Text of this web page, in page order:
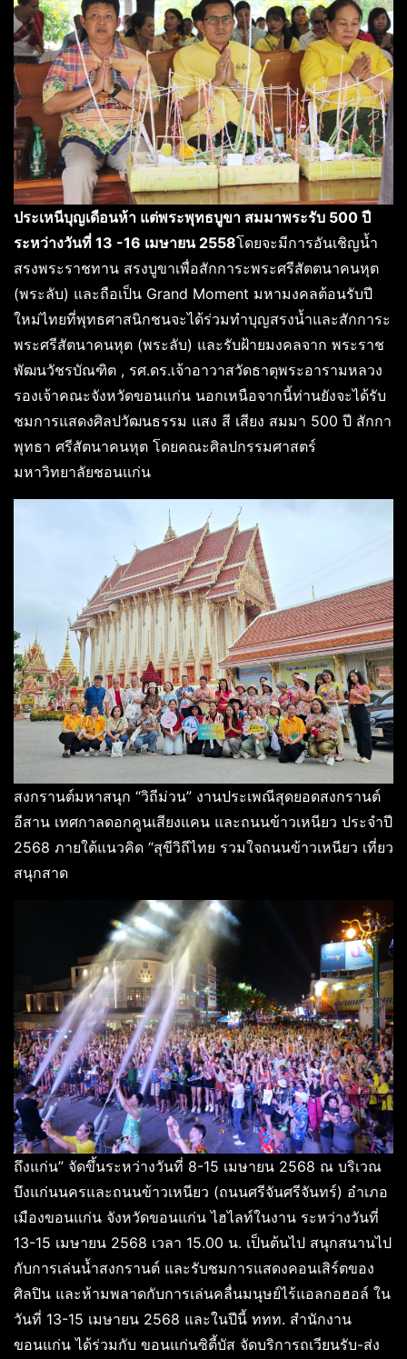
ประเหนีบุญเดือนห้า แต่พระพุทธบูขา สมมาพระรับ 500 ปี
ระหว่างวันที่ 13 -16 เมษายน 2558โดยจะมีการอันเชิญน้ำ
สรงพระราชทาน สรงบูขาเพื่อสักการะพระศรีสัตตนาคนหุต
(พระลับ) และถือเป็น Grand Moment มหามงคลต้อนรับปี
ใหม่ไทยที่พุทธศาสนิกชนจะได้ร่วมทำบุญสรงน้ำและสักการะ
พระศรีสัตนาคนหุต (พระลับ) และรับฝ้ายมงคลจาก พระราช
พัฒนวัชรบัณฑิต , รศ.ดร.เจ้าอาวาสวัดธาตุพระอารามหลวง
รองเจ้าคณะจังหวัดขอนแก่น นอกเหนือจากนี้ท่านยังจะได้รับ
ชมการแสดงศิลปวัฒนธรรม แสง สี เสียง สมมา 500 ปี สักกา
พุทธา ศรีสัตนาคนหุต โดยคณะศิลปกรรมศาสตร์
มหาวิทยาลัยชอนแก่น
สงกรานต์มหาสนุก “วิถีม่วน” งานประเพณีสุดยอดสงกรานต์
อีสาน เทศกาลดอกคูนเสียงแคน และถนนข้าวเหนียว ประจำปี
2568 ภายใต้แนวคิด “สุขีวิถีไทย รวมใจถนนข้าวเหนียว เที่ยว
สนุกสาด
ถึงแก่น” จัดขึ้นระหว่างวันที่ 8-15 เมษายน 2568 ณ บริเวณ
บึงแก่นนครและถนนข้าวเหนียว (ถนนศรีจันศรีจันทร์) อำเภอ
เมืองขอนแก่น จังหวัดขอนแก่น ไฮไลท์ในงาน ระหว่างวันที่
13-15 เมษายน 2568 เวลา 15.00 น. เป็นต้นไป สนุกสนานไป
กับการเล่นน้ำสงกรานต์ และรับชมการแสดงคอนเสิร์ตของ
ศิลปิน และห้ามพลาดกับการเล่นคลื่นมนุษย์ไร้แอลกอฮอล์ ใน
วันที่ 13-15 เมษายน 2568 และในปีนี้ ททท. สำนักงาน
ขอนแก่น ได้ร่วมกับ ขอนแก่นซิตี้บัส จัดบริการถเวียนรับ-ส่ง